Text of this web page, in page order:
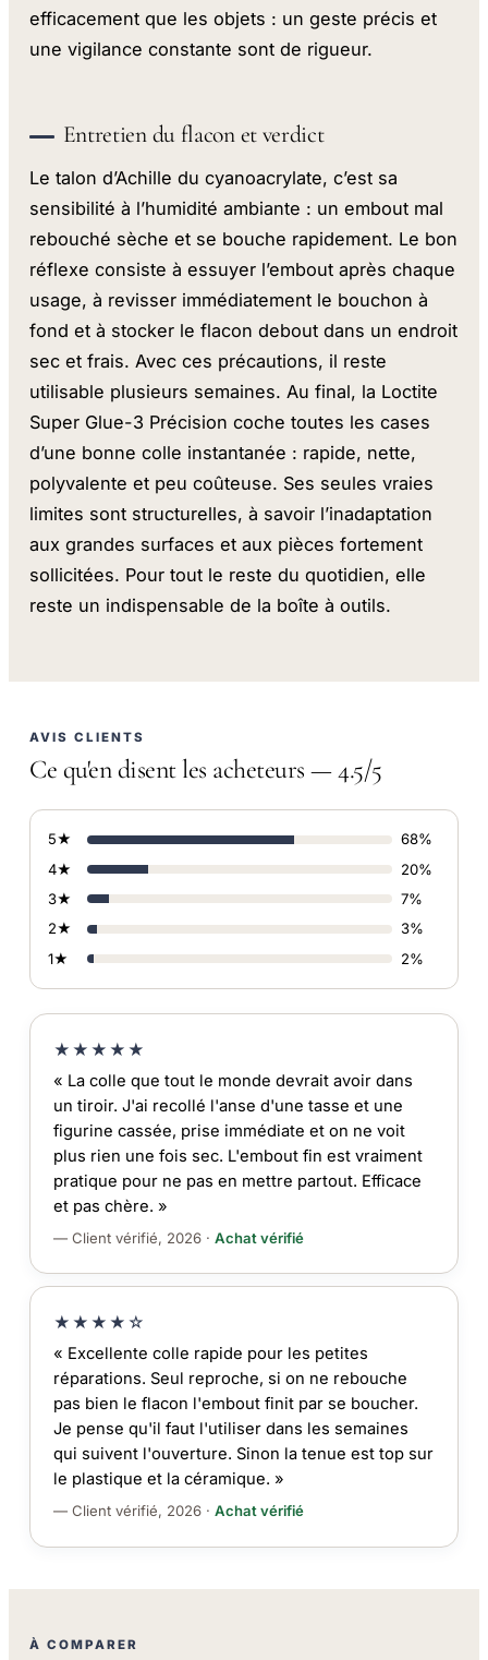
efficacement que les objets : un geste précis et
une vigilance constante sont de rigueur.
Entretien du flacon et verdict
Le talon d’Achille du cyanoacrylate, c’est sa
sensibilité à l’humidité ambiante : un embout mal
rebouché sèche et se bouche rapidement. Le bon
réflexe consiste à essuyer l’embout après chaque
usage, à revisser immédiatement le bouchon à
fond et à stocker le flacon debout dans un endroit
sec et frais. Avec ces précautions, il reste
utilisable plusieurs semaines. Au final, la Loctite
Super Glue-3 Précision coche toutes les cases
d’une bonne colle instantanée : rapide, nette,
polyvalente et peu coûteuse. Ses seules vraies
limites sont structurelles, à savoir l’inadaptation
aux grandes surfaces et aux pièces fortement
sollicitées. Pour tout le reste du quotidien, elle
reste un indispensable de la boîte à outils.
AVIS CLIENTS
Ce qu'en disent les acheteurs — 4.5/5
5★
68%
4★
20%
3★
7%
2★
3%
1★
2%
★★★★★
« La colle que tout le monde devrait avoir dans
un tiroir. J'ai recollé l'anse d'une tasse et une
figurine cassée, prise immédiate et on ne voit
plus rien une fois sec. L'embout fin est vraiment
pratique pour ne pas en mettre partout. Efficace
et pas chère. »
— Client vérifié, 2026 · Achat vérifié
★★★★☆
« Excellente colle rapide pour les petites
réparations. Seul reproche, si on ne rebouche
pas bien le flacon l'embout finit par se boucher.
Je pense qu'il faut l'utiliser dans les semaines
qui suivent l'ouverture. Sinon la tenue est top sur
le plastique et la céramique. »
— Client vérifié, 2026 · Achat vérifié
À COMPARER